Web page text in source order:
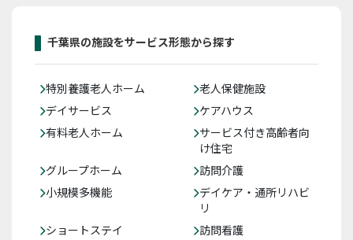
千葉県の施設をサービス形態から探す
特別養護老人ホーム
老人保健施設
デイサービス
ケアハウス
有料老人ホーム
サービス付き高齢者向
け住宅
グループホーム
訪問介護
小規模多機能
デイケア・通所リハビ
リ
ショートステイ
訪問看護